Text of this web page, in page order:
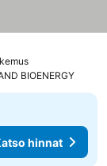
BIOENERGY
hinnat